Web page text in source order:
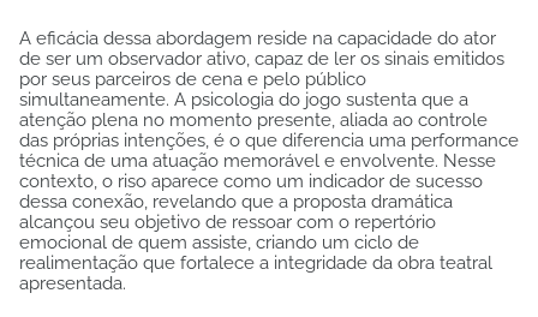
A eficácia dessa abordagem reside na capacidade do ator
de ser um observador ativo, capaz de ler os sinais emitidos
por seus parceiros de cena e pelo público
simultaneamente. A psicologia do jogo sustenta que a
atenção plena no momento presente, aliada ao controle
das próprias intenções, é o que diferencia uma performance
técnica de uma atuação memorável e envolvente. Nesse
contexto, o riso aparece como um indicador de sucesso
dessa conexão, revelando que a proposta dramática
alcançou seu objetivo de ressoar com o repertório
emocional de quem assiste, criando um ciclo de
realimentação que fortalece a integridade da obra teatral
apresentada.